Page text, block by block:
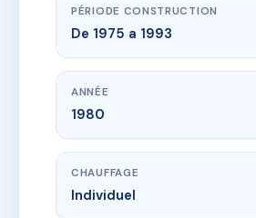
PÉRIODE CONSTRUCTION
De 1975 a 1993
ANNÉE
1980
CHAUFFAGE
Individuel